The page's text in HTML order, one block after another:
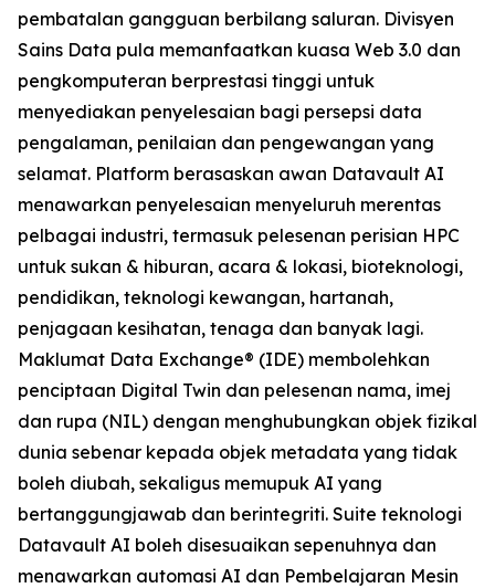
pembatalan gangguan berbilang saluran. Divisyen
Sains Data pula memanfaatkan kuasa Web 3.0 dan
pengkomputeran berprestasi tinggi untuk
menyediakan penyelesaian bagi persepsi data
pengalaman, penilaian dan pengewangan yang
selamat. Platform berasaskan awan Datavault AI
menawarkan penyelesaian menyeluruh merentas
pelbagai industri, termasuk pelesenan perisian HPC
untuk sukan & hiburan, acara & lokasi, bioteknologi,
pendidikan, teknologi kewangan, hartanah,
penjagaan kesihatan, tenaga dan banyak lagi.
Maklumat Data Exchange® (IDE) membolehkan
penciptaan Digital Twin dan pelesenan nama, imej
dan rupa (NIL) dengan menghubungkan objek fizikal
dunia sebenar kepada objek metadata yang tidak
boleh diubah, sekaligus memupuk AI yang
bertanggungjawab dan berintegriti. Suite teknologi
Datavault AI boleh disesuaikan sepenuhnya dan
menawarkan automasi AI dan Pembelajaran Mesin